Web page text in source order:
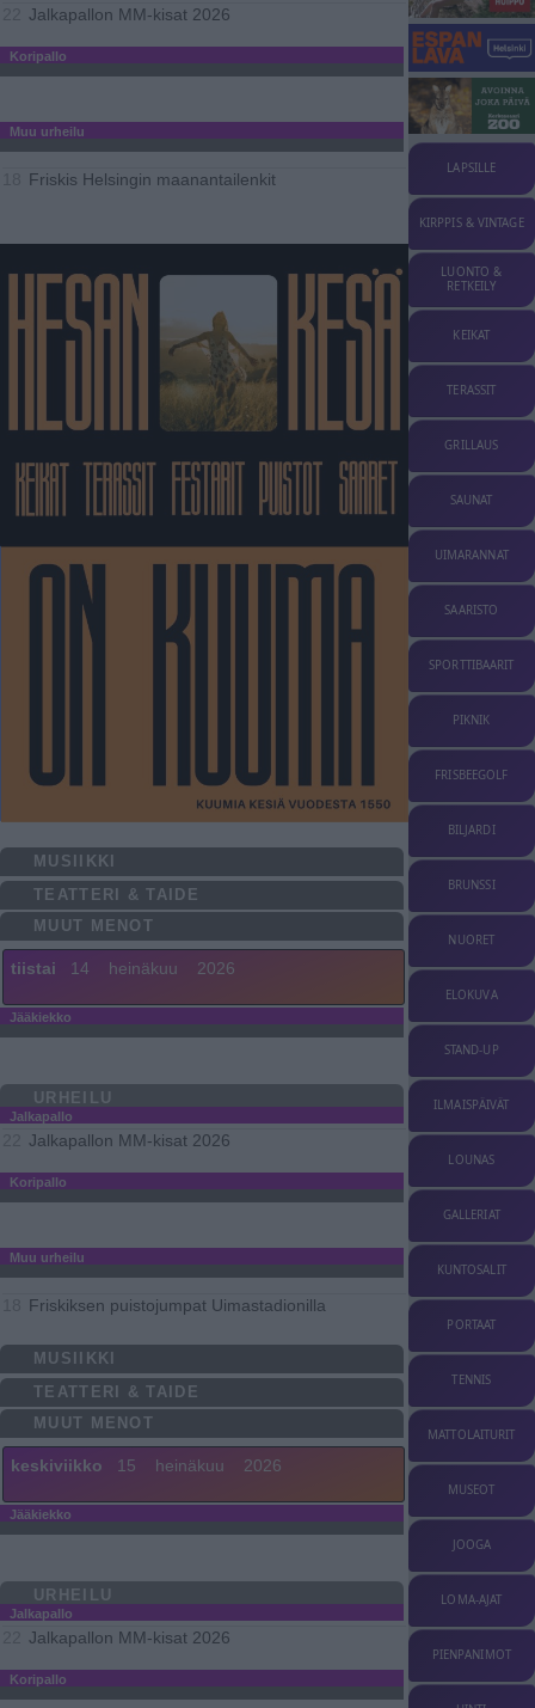
Jalkapallon MM-kisat 2026
Koripallo
Muu urheilu
Friskis Helsingin maanantailenkit
MUSIIKKI
TEATTERI & TAIDE
MUUT MENOT
tiistai 14 heinäkuu 2026
Jääkiekko
URHEILU
Jalkapallo
Jalkapallon MM-kisat 2026
Koripallo
Muu urheilu
Friskiksen puistojumpat Uimastadionilla
MUSIIKKI
TEATTERI & TAIDE
MUUT MENOT
keskiviikko 15 heinäkuu 2026
Jääkiekko
URHEILU
Jalkapallo
Jalkapallon MM-kisat 2026
Koripallo
LAPSILLE
KIRPPIS & VINTAGE
LUONTO &
RETKEILY
KEIKAT
TERASSIT
GRILLAUS
SAUNAT
UIMARANNAT
SAARISTO
SPORTTIBAARIT
PIKNIK
FRISBEEGOLF
BILJARDI
BRUNSSI
NUORET
ELOKUVA
STAND-UP
ILMAISPÄIVÄT
LOUNAS
GALLERIAT
KUNTOSALIT
PORTAAT
TENNIS
MATTOLAITURIT
MUSEOT
JOOGA
LOMA-AJAT
PIENPANIMOT